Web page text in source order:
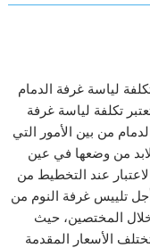
لياسة غرفة الدمام
تكلفة لياسة غرفة
من بين الأمور التي
لابد من وضعها في عين
عند التخطيط من
تلييس غرفة النوم من
المختصين، حيث
الأسعار المقدمة